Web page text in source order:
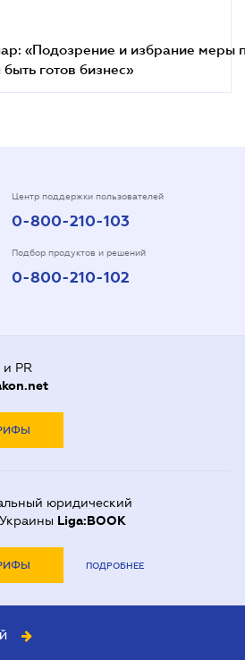
«Подозрение и избрание меры
готов бизнес»
Центр поддержки пользователей
0-800-210-103
Подбор продуктов и решений
0-800-210-102
PR
юридический
Liga:BOOK
ПОДРОБНЕЕ